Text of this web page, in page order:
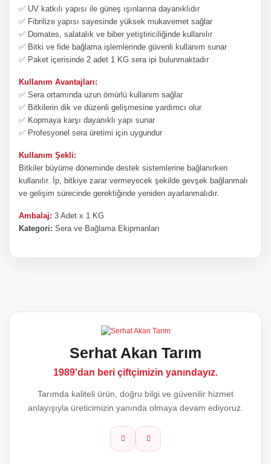
✅ UV katkılı yapısı ile güneş ışınlarına dayanıklıdır
✅ Fibrilize yapısı sayesinde yüksek mukavemet sağlar
✅ Domates, salatalık ve biber yetiştiriciliğinde kullanılır
✅ Bitki ve fide bağlama işlemlerinde güvenli kullanım sunar
✅ Paket içerisinde 2 adet 1 KG sera ipi bulunmaktadır
Kullanım Avantajları:
✅ Sera ortamında uzun ömürlü kullanım sağlar
✅ Bitkilerin dik ve düzenli gelişmesine yardımcı olur
✅ Kopmaya karşı dayanıklı yapı sunar
✅ Profesyonel sera üretimi için uygundur
Kullanım Şekli:
Bitkiler büyüme döneminde destek sistemlerine bağlanırken
kullanılır. İp, bitkiye zarar vermeyecek şekilde gevşek bağlanmalı
ve gelişim sürecinde gerektiğinde yeniden ayarlanmalıdır.
Ambalaj: 3 Adet x 1 KG
Kategori: Sera ve Bağlama Ekipmanları
Yorum Yaz
Görüş ve önerileriniz için teşekkür ederiz.
Ürün resmi kalitesiz, bozuk veya görüntülenemiyor.
Ürün açıklamasında eksik bilgiler bulunuyor.
Serhat Akan Tarım
1989'dan beri çiftçimizin yanındayız.
Tarımda kaliteli ürün, doğru bilgi ve güvenilir hizmet
anlayışıyla üreticimizin yanında olmaya devam ediyoruz.